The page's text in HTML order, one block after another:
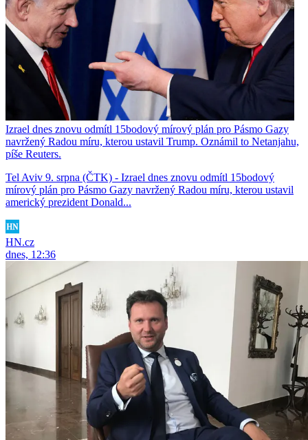
Izrael dnes znovu odmítl 15bodový mírový plán pro Pásmo Gazy
navržený Radou míru, kterou ustavil Trump. Oznámil to Netanjahu,
píše Reuters.
Tel Aviv 9. srpna (ČTK) - Izrael dnes znovu odmítl 15bodový
mírový plán pro Pásmo Gazy navržený Radou míru, kterou ustavil
americký prezident Donald...
HN.cz
dnes, 12:36